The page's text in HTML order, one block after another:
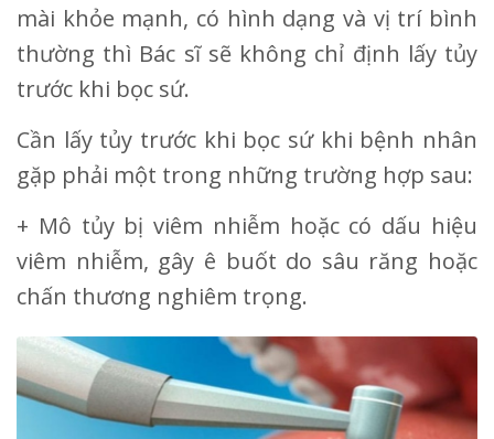
mài khỏe mạnh, có hình dạng và vị trí bình
thường thì Bác sĩ sẽ không chỉ định lấy tủy
trước khi bọc sứ.
Cần lấy tủy trước khi bọc sứ khi bệnh nhân
gặp phải một trong những trường hợp sau:
+ Mô tủy bị viêm nhiễm hoặc có dấu hiệu
viêm nhiễm, gây ê buốt do sâu răng hoặc
chấn thương nghiêm trọng.